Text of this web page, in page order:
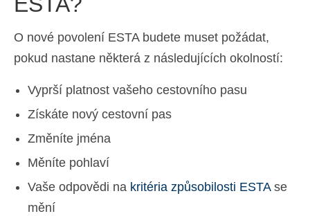
O nové povolení ESTA budete muset požádat,
pokud nastane některá z následujících okolností:
Vyprší platnost vašeho cestovního pasu
Získáte nový cestovní pas
Změníte jména
Měníte pohlaví
Vaše odpovědi na kritéria způsobilosti ESTAse
mění